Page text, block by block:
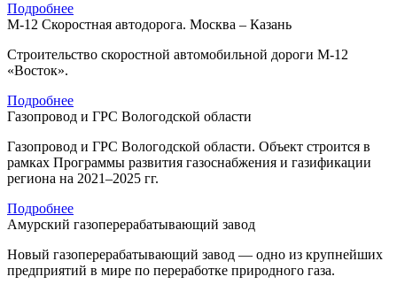
Подробнее
М-12 Скоростная автодорога. Москва – Казань
Строительство скоростной автомобильной дороги М-12
«Восток».
Подробнее
Газопровод и ГРС Вологодской области
Газопровод и ГРС Вологодской области. Объект строится в
рамках Программы развития газоснабжения и газификации
региона на 2021–2025 гг.
Подробнее
Амурский газоперерабатывающий завод
Новый газоперерабатывающий завод — одно из крупнейших
предприятий в мире по переработке природного газа.